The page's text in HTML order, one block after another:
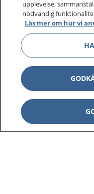
1177–tryggt
På 1177.se får du
sjukdomar och vilka
Logga in för att läsa
vårdärenden. Ring
sjukvårdsrådgivning
1177 ger dig råd när
upplevelse,
nödvändig
Läs mer om hur vi